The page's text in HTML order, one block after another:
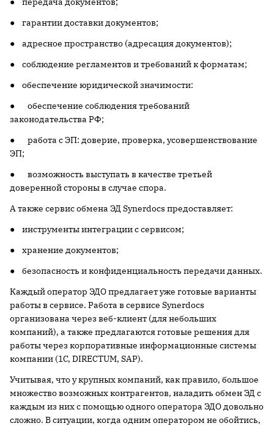
● гарантии доставки документов;
● адресное пространство (адресация документов);
● соблюдение регламентов и требований к форматам;
● обеспечение юридической значимости:
● обеспечение соблюдения требований
законодательства РФ;
● работа с ЭП: доверие, проверка, усовершенствование
ЭП;
● возможность выступать в качестве третьей
доверенной стороны в случае спора.
А также сервис обмена ЭД Synerdocs предоставляет:
● инструменты интеграции с сервисом;
● хранение документов;
● безопасность и конфиденциальность передачи данных.
Каждый оператор ЭДО предлагает уже готовые варианты
работы в сервисе. Работа в сервисе Synerdocs
организована через веб-клиент (для небольших
компаний), а также предлагаются готовые решения для
работы через корпоративные информационные системы
компании (1С, DIRECTUM, SAP).
Учитывая, что у крупных компаний, как правило, большое
множество возможных контрагентов, наладить обмен ЭД с
каждым из них с помощью одного оператора ЭДО довольно
сложно. В ситуации, когда одним оператором не обойтись,